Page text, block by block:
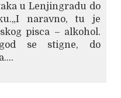
u Lenjingradu do
naravno, tu je
pisca – alkohol.
se stigne, do